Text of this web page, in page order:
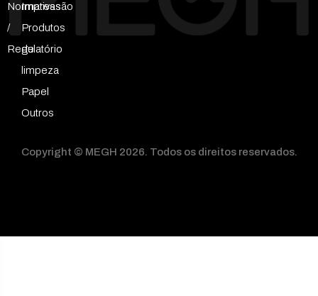
Normativas
/
Regulatório
Impressão
Produtos
de
limpeza
Papel
Outros
Copyright © MEGH 2026. Todos os direitos reservados.